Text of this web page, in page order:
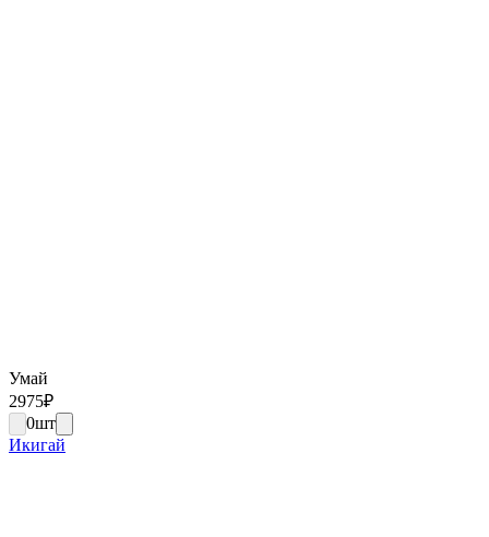
Умай
2975₽
0шт
Икигай